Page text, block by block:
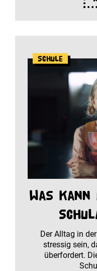
Schule
Was kann
Der Alltag in
stressig sein,
überfordert.